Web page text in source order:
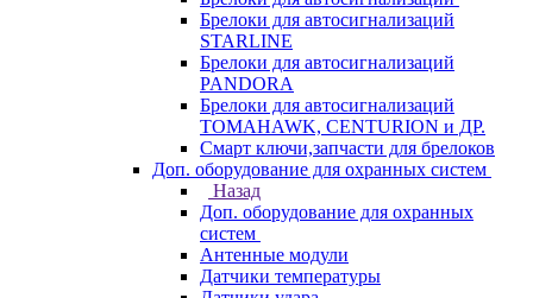
Брелоки для автосигнализаций
STARLINE
Брелоки для автосигнализаций
PANDORA
Брелоки для автосигнализаций
TOMAHAWK, CENTURION и ДР.
Смарт ключи,запчасти для брелоков
Доп. оборудование для охранных систем
Назад
Доп. оборудование для охранных
систем
Антенные модули
Датчики температуры